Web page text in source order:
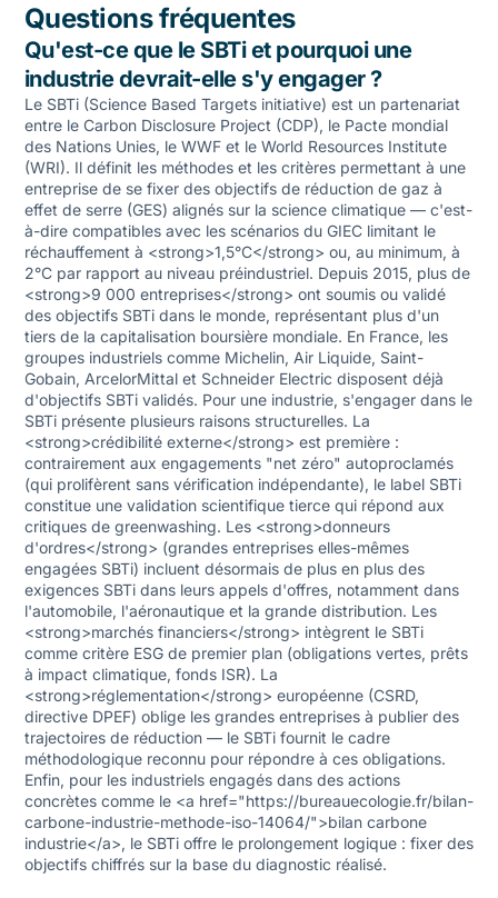
Questions fréquentes
Qu'est-ce que le SBTi et pourquoi une
industrie devrait-elle s'y engager ?
Le SBTi (Science Based Targets initiative) est un partenariat
entre le Carbon Disclosure Project (CDP), le Pacte mondial
des Nations Unies, le WWF et le World Resources Institute
(WRI). Il définit les méthodes et les critères permettant à une
entreprise de se fixer des objectifs de réduction de gaz à
effet de serre (GES) alignés sur la science climatique — c'est-
à-dire compatibles avec les scénarios du GIEC limitant le
réchauffement à <strong>1,5°C</strong> ou, au minimum, à
2°C par rapport au niveau préindustriel. Depuis 2015, plus de
<strong>9 000 entreprises</strong> ont soumis ou validé
des objectifs SBTi dans le monde, représentant plus d'un
tiers de la capitalisation boursière mondiale. En France, les
groupes industriels comme Michelin, Air Liquide, Saint-
Gobain, ArcelorMittal et Schneider Electric disposent déjà
d'objectifs SBTi validés. Pour une industrie, s'engager dans le
SBTi présente plusieurs raisons structurelles. La
<strong>crédibilité externe</strong> est première :
contrairement aux engagements "net zéro" autoproclamés
(qui prolifèrent sans vérification indépendante), le label SBTi
constitue une validation scientifique tierce qui répond aux
critiques de greenwashing. Les <strong>donneurs
d'ordres</strong> (grandes entreprises elles-mêmes
engagées SBTi) incluent désormais de plus en plus des
exigences SBTi dans leurs appels d'offres, notamment dans
l'automobile, l'aéronautique et la grande distribution. Les
<strong>marchés financiers</strong> intègrent le SBTi
comme critère ESG de premier plan (obligations vertes, prêts
à impact climatique, fonds ISR). La
<strong>réglementation</strong> européenne (CSRD,
directive DPEF) oblige les grandes entreprises à publier des
trajectoires de réduction — le SBTi fournit le cadre
méthodologique reconnu pour répondre à ces obligations.
Enfin, pour les industriels engagés dans des actions
concrètes comme le <a href="https://bureauecologie.fr/bilan-
carbone-industrie-methode-iso-14064/">bilan carbone
industrie</a>, le SBTi offre le prolongement logique : fixer des
objectifs chiffrés sur la base du diagnostic réalisé.